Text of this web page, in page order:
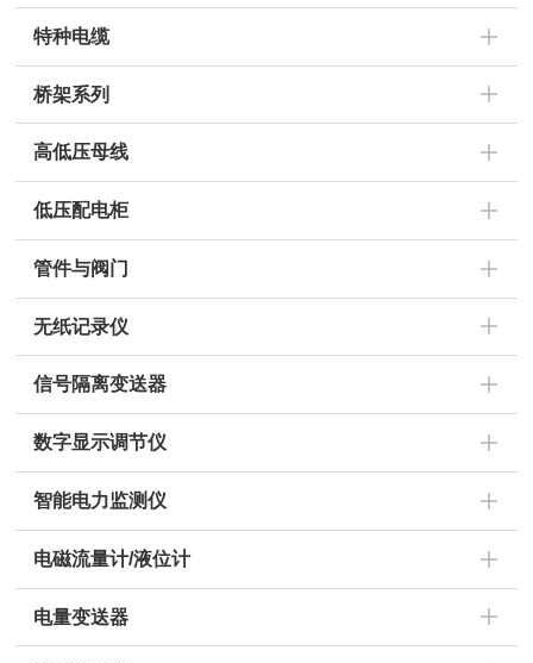
特种电缆
桥架系列
高低压母线
低压配电柜
管件与阀门
无纸记录仪
信号隔离变送器
数字显示调节仪
智能电力监测仪
电磁流量计/液位计
电量变送器